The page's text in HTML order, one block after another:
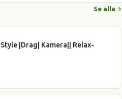
Se alla
|Drag| Kamera|| Relax-